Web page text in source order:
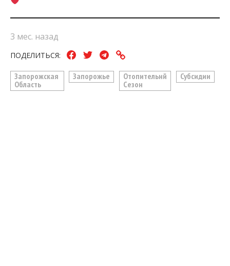
3 мес. назад
ПОДЕЛИТЬСЯ:
Запорожская
Область
Запорожье
Отопительнй
Сезон
Субсидии